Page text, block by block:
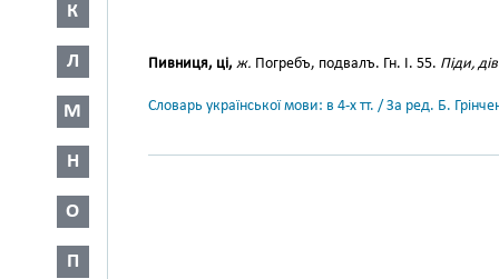
К
Л
М
Н
О
П
Пивниця, ці, ж. Погребъ, подвалъ. Гн. І. 55. Піди,
Словарь української мови: в 4-х тт. / За ред. Б.